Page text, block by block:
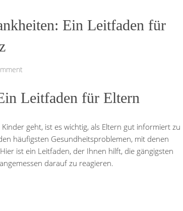
Ein Leitfaden für
Leitfaden für Eltern
geht, ist es wichtig, als Eltern gut informiert zu
häufigsten Gesundheitsproblemen, mit denen
ist ein Leitfaden, der Ihnen hilft, die gängigsten
darauf zu reagieren.